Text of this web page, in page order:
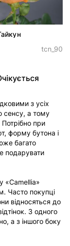
tcn_90
з усіх
сенсу, а тому
при
форму бутона і
багато
подарувати
«Camellia»
Часто покупці
відносяться до
З одного
а з іншого боку